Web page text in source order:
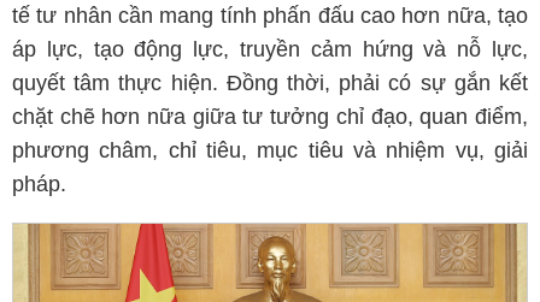
tế tư nhân cần mang tính phấn đấu cao hơn nữa, tạo
áp lực, tạo động lực, truyền cảm hứng và nỗ lực,
quyết tâm thực hiện. Đồng thời, phải có sự gắn kết
chặt chẽ hơn nữa giữa tư tưởng chỉ đạo, quan điểm,
phương châm, chỉ tiêu, mục tiêu và nhiệm vụ, giải
pháp.